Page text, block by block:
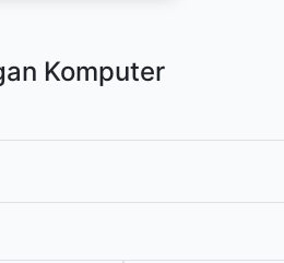
Komputer